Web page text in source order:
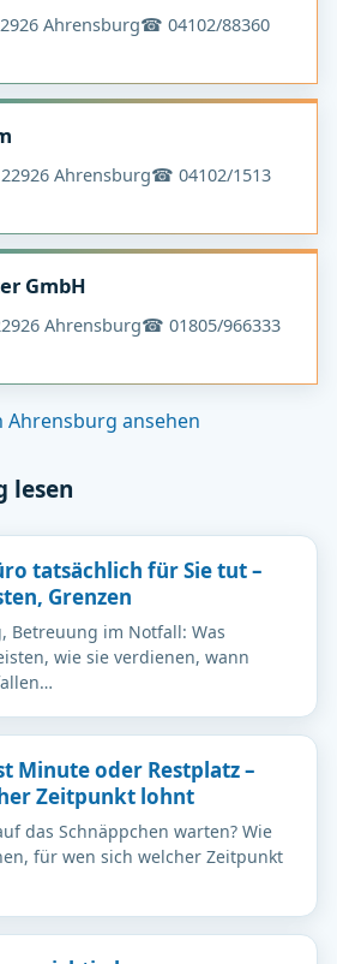
Ahrensburg☎ 04102/88360
Ahrensburg☎ 04102/1513
GmbH
Ahrensburg☎ 01805/966333
Ahrensburg ansehen
lesen
tatsächlich für Sie tut –
Grenzen
Betreuung im Notfall: Was
wie sie verdienen, wann
Minute oder Restplatz –
Zeitpunkt lohnt
das Schnäppchen warten? Wie
für wen sich welcher Zeitpunkt